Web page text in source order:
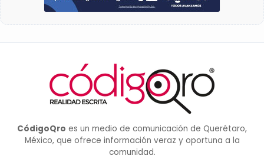
CódigoQro es un medio de comunicación de Querétaro,
México, que ofrece información veraz y oportuna a la
comunidad.